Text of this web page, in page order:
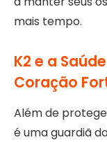
mais tempo.
K2 e a
Coração
Além de
é uma guardiã